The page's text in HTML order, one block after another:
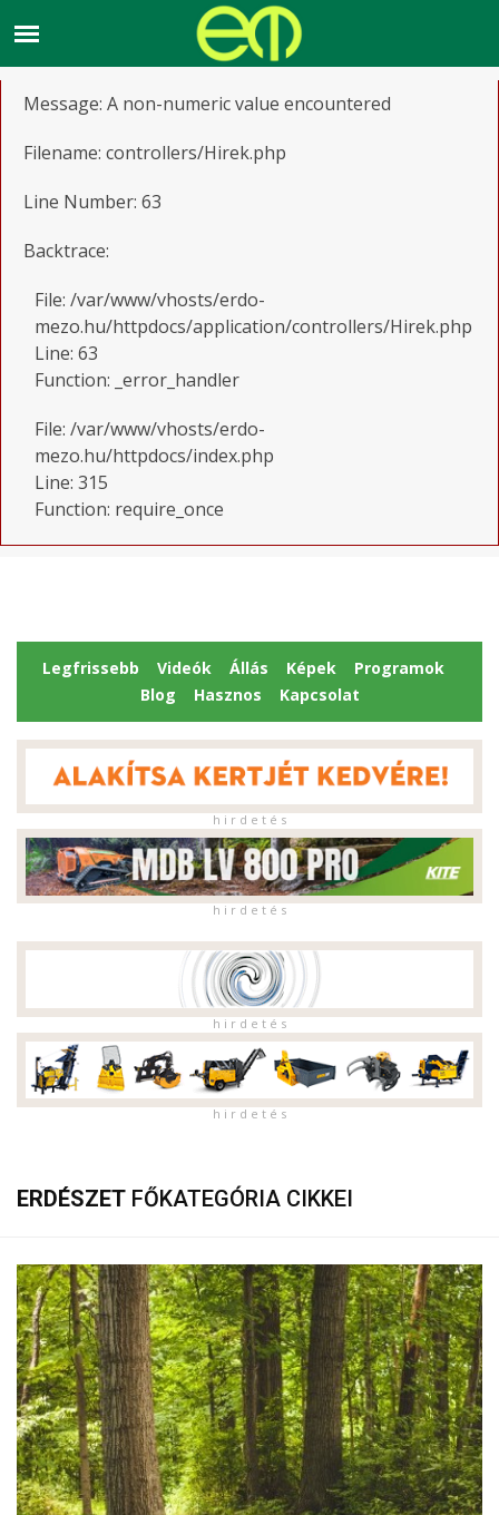
A PHP Error was encountered
Message: A non-numeric value encountered
Filename: controllers/Hirek.php
Line Number: 63
Backtrace:
File: /var/www/vhosts/erdo-
mezo.hu/httpdocs/application/controllers/Hirek.php
Line: 63
Function: _error_handler
File: /var/www/vhosts/erdo-
mezo.hu/httpdocs/index.php
Line: 315
Function: require_once
Legfrissebb Videók Állás Képek
Programok
Blog
Hasznos Kapcsolat
h i r d e t é s
h i r d e t é s
h i r d e t é s
h i r d e t é s
ERDÉSZET FŐKATEGÓRIA CIKKEI